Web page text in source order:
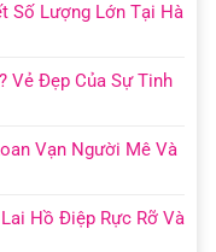
Số Lượng Lớn Tại Hà
Vẻ Đẹp Của Sự Tinh
Vạn Người Mê Và
Hồ Điệp Rực Rỡ Và